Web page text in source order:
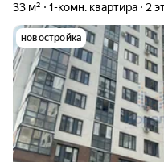
33 м² 1-комн. квартира 2
новостройка